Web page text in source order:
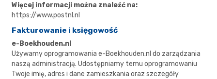
Więcej informacji można znaleźć na:
https://www.postnl.nl
Fakturowanie i księgowość
e-Boekhouden.nl
Używamy oprogramowania e-Boekhouden.nl do zarządzania
naszą administracją. Udostępniamy temu oprogramowaniu
Twoje imię, adres i dane zamieszkania oraz szczegóły